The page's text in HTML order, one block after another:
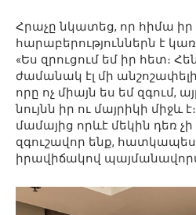
Հրաչը նկատեց, որ հիմա իր
հարաբերություններն է
«Ես զրուցում եմ իր հետ։
ժամանակ էլ մի
որը ոչ միայն ես եմ զգում,
նույնն իր ու մայրիկի միջև
մամայից որևէ մեկին դեռ
զգուշավոր ենք,
իրավիճակով